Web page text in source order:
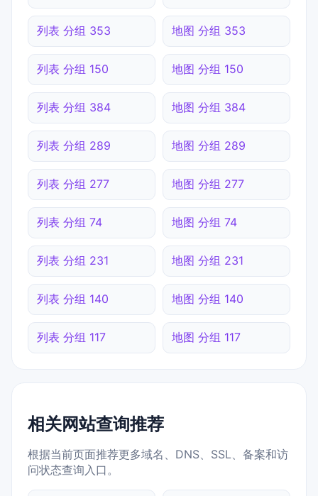
列表 分组 353 地图 分组 353
列表 分组 150 地图 分组 150
列表 分组 384 地图 分组 384
列表 分组 289 地图 分组 289
列表 分组 277 地图 分组 277
列表 分组 74 地图 分组 74
列表 分组 231 地图 分组 231
列表 分组 140 地图 分组 140
列表 分组 117 地图 分组 117
相关网站查询推荐
根据当前页面推荐更多域名、DNS、SSL、备案和访
问状态查询入口。